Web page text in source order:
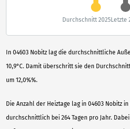
In 04603 Nobitz lag die durchschnittliche
10,9°C. Damit überschritt sie den
um 12,0%%.
Die Anzahl der Heiztage lag in 04603 Nobitz
durchschnittlich bei 264 Tagen pro Jahr.
Durchschnitt 2025Letzte